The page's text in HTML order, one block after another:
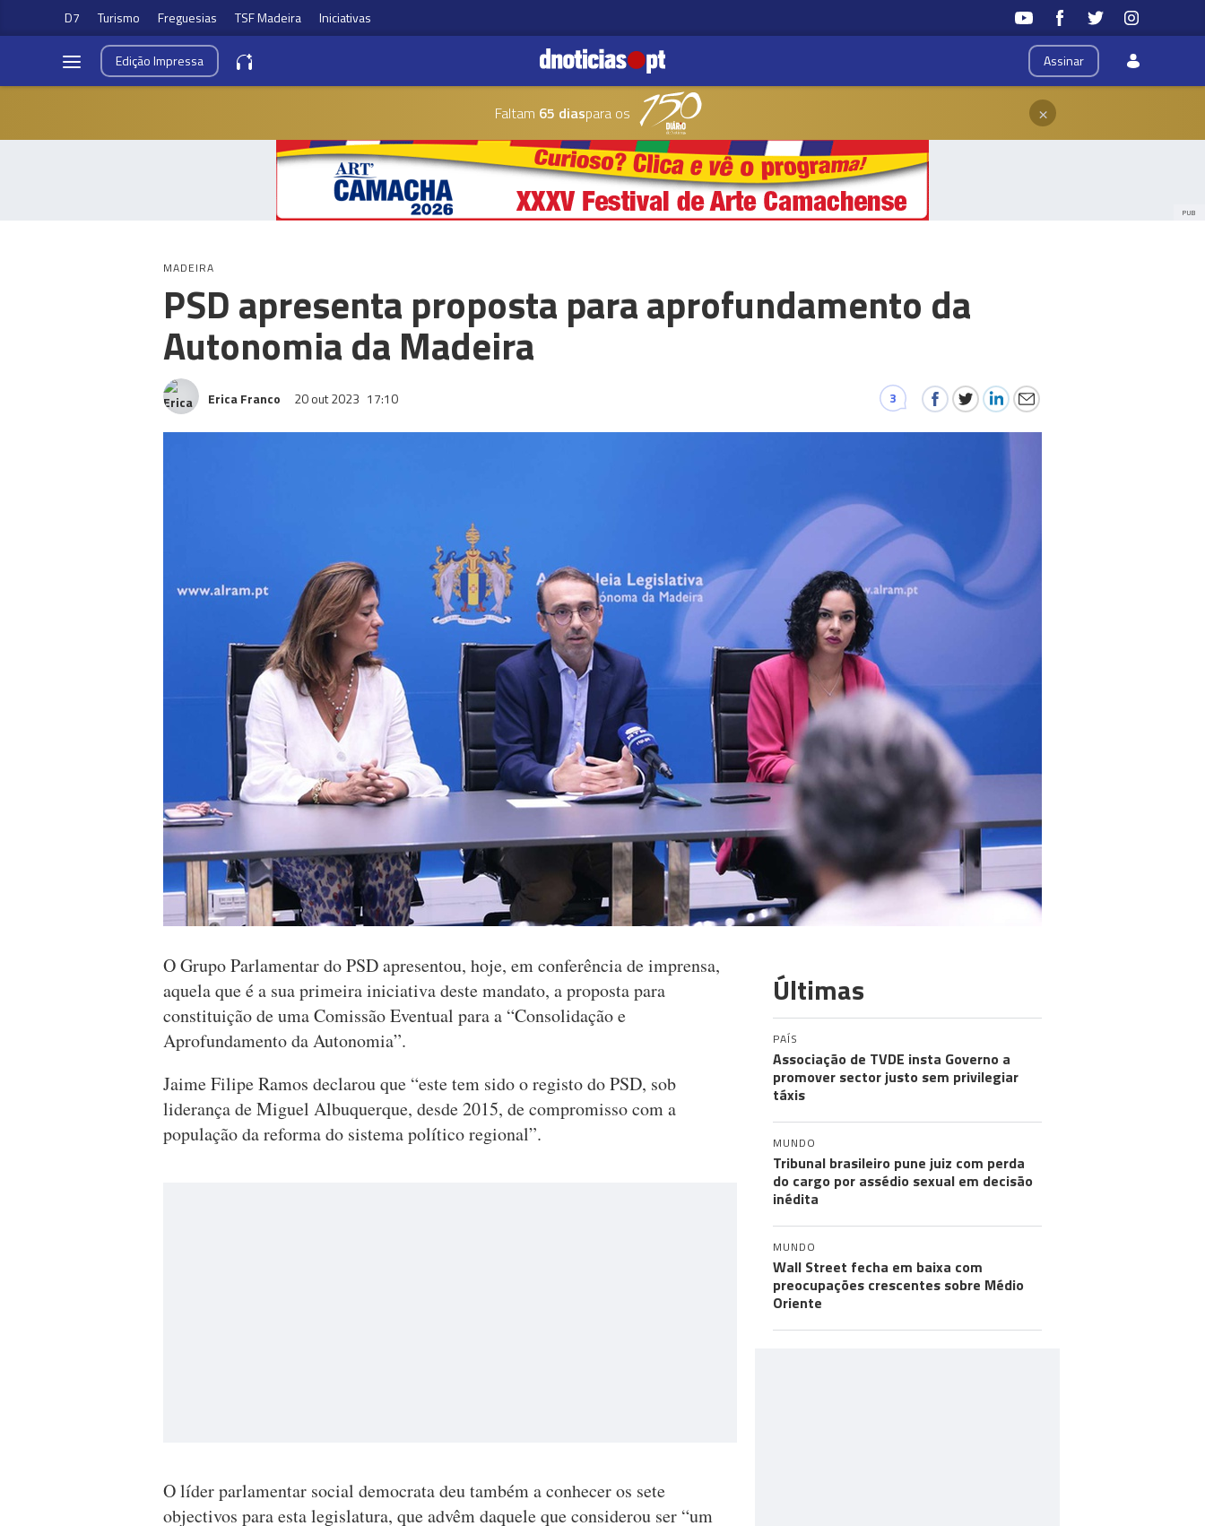
D7 Turismo Freguesias TSF Madeira Iniciativas
Assinar
EdiçãoImpressa
Faltam 65 diaspara os ×
PUB
MADEIRA
PSD apresenta proposta para aprofundamento da
Autonomia da Madeira
Erica Franco 20 out 2023 17:10 3
O Grupo Parlamentar do PSD apresentou, hoje, em conferência de imprensa,
aquela que é a sua primeira iniciativa deste mandato, a proposta para
constituição de uma Comissão Eventual para a “Consolidação e
Aprofundamento da Autonomia”.
Jaime Filipe Ramos declarou que “este tem sido o registo do PSD, sob
liderança de Miguel Albuquerque, desde 2015, de compromisso com a
população da reforma do sistema político regional”.
O líder parlamentar social democrata deu também a conhecer os sete
objectivos para esta legislatura, que advêm daquele que considerou ser “um
Últimas
PAÍS
Associação de TVDE insta Governo a
promover sector justo sem privilegiar
táxis
MUNDO
Tribunal brasileiro pune juiz com perda
do cargo por assédio sexual em decisão
inédita
MUNDO
Wall Street fecha em baixa com
preocupações crescentes sobre Médio
Oriente